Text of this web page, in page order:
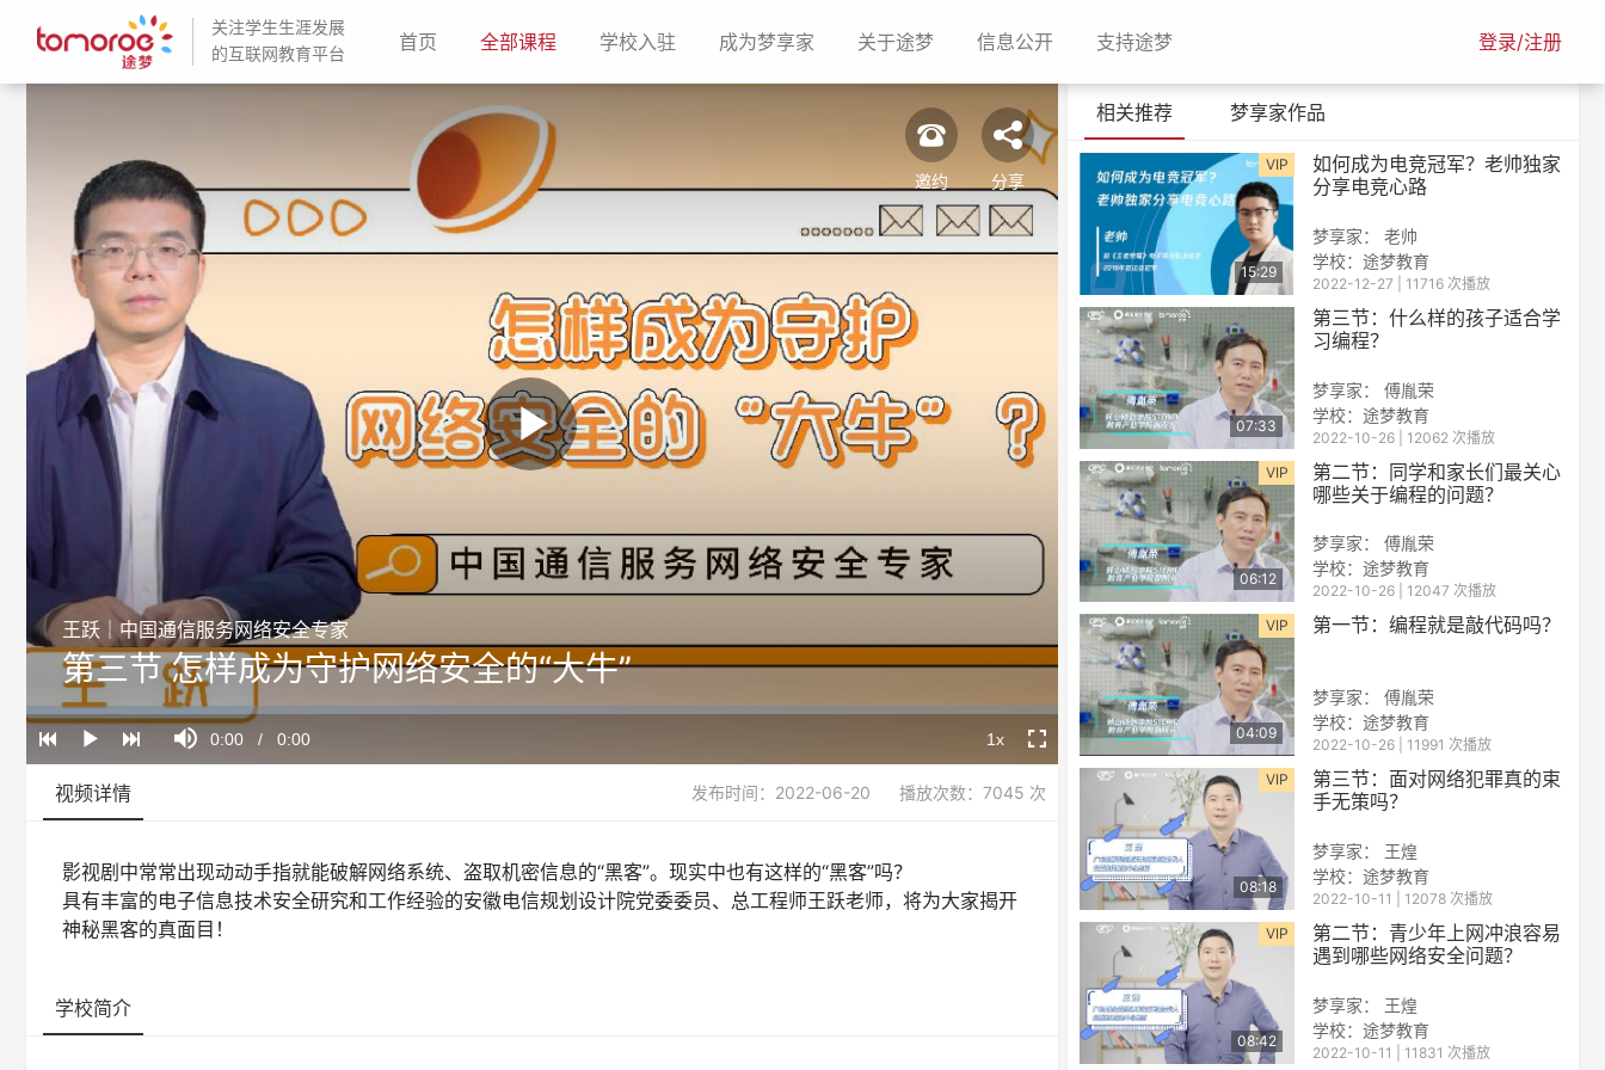
关注学生生涯发展
的互联网教育平台
首页(current)全部课程(current)学校入驻(current)成为梦享家(current)关于途梦(current)信息公开(current)支持途梦(current) 登录/注册
Play
Video
Play
Mute
Current
0:00 / Duration
0:00
Loaded:
0%
Progress:
0%
Playback
Rate
1x Fullscreen
王跃｜中国通信服务网络安全专家
第三节 怎样成为守护网络安全的“大牛”
邀约 分享
视频详情 发布时间：2022-06-20 播放次数：7045 次
影视剧中常常出现动动手指就能破解网络系统、盗取机密信息的“黑客”。现实中也有这样的“黑客”吗？
具有丰富的电子信息技术安全研究和工作经验的安徽电信规划设计院党委委员、总工程师王跃老师，将为大家揭开
神秘黑客的真面目！
学校简介
相关推荐 梦享家作品
VIP
15:29
如何成为电竞冠军？老帅独家
分享电竞心路
梦享家： 老帅
学校： 途梦教育
2022-12-27 | 11716 次播放
07:33
第三节：什么样的孩子适合学
习编程？
梦享家： 傅胤荣
学校： 途梦教育
2022-10-26 | 12062 次播放
VIP
06:12
第二节：同学和家长们最关心
哪些关于编程的问题？
梦享家： 傅胤荣
学校： 途梦教育
2022-10-26 | 12047 次播放
VIP
04:09
第一节：编程就是敲代码吗？
梦享家： 傅胤荣
学校： 途梦教育
2022-10-26 | 11991 次播放
VIP
08:18
第三节：面对网络犯罪真的束
手无策吗？
梦享家： 王煌
学校： 途梦教育
2022-10-11 | 12078 次播放
VIP
08:42
第二节：青少年上网冲浪容易
遇到哪些网络安全问题？
梦享家： 王煌
学校： 途梦教育
2022-10-11 | 11831 次播放